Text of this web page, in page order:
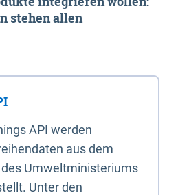
stehen allen
API werden
aus dem
Umweltministeriums
Unter den